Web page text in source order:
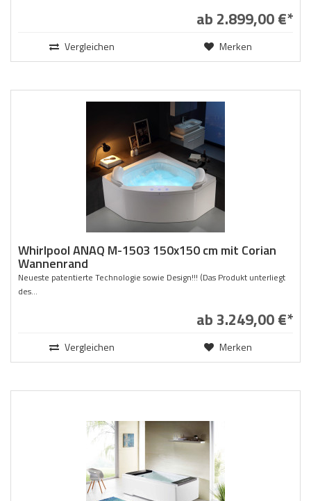
ab 2.899,00 €*
Vergleichen Merken
Whirlpool ANAQ M-1503 150x150 cm mit Corian
Wannenrand
Neueste patentierte Technologie sowie Design!!! (Das Produkt unterliegt
des...
ab 3.249,00 €*
Vergleichen Merken